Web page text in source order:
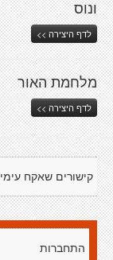
ונוס
לדף היצירה >>
מלחמת האור
לדף היצירה >>
קישורים שאקח עימי
התחברות